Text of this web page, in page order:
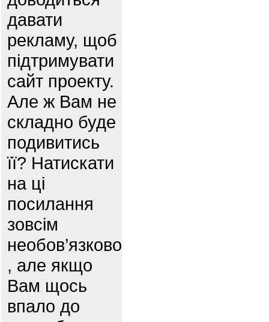
давати
рекламу, щоб
підтримувати
сайт проекту.
Але ж Вам не
складно буде
подивитись
її? Натискати
на ці
посилання
зовсім
необов’язково
, але якщо
Вам щось
впало до